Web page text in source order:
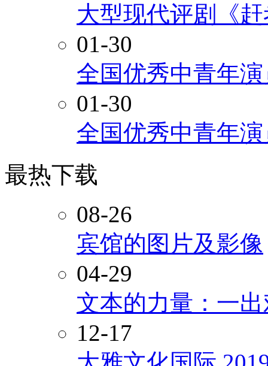
大型现代评剧《
01-30
全国优秀中青年
01-30
全国优秀中青年
最热下载
08-26
宾馆的图片及影像
04-29
文本的力量：一
12-17